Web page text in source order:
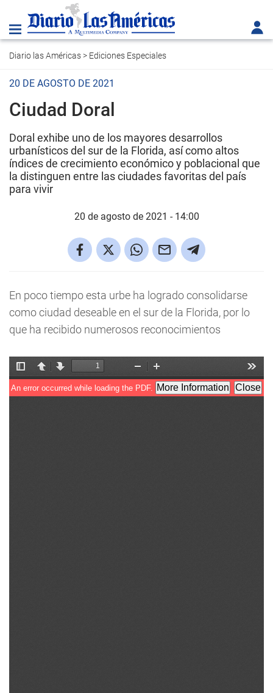
Diario las Américas> Ediciones Especiales
20 DE AGOSTO DE 2021
Ciudad Doral
Doral exhibe uno de los mayores desarrollos
urbanísticos del sur de la Florida, así como altos
índices de crecimiento económico y poblacional que
la distinguen entre las ciudades favoritas del país
para vivir
20 de agosto de 2021 - 14:00
En poco tiempo esta urbe ha logrado consolidarse
como ciudad deseable en el sur de la Florida, por lo
que ha recibido numerosos reconocimientos